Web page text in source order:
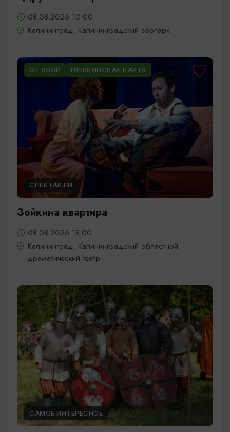
08.08.2026 10:00
Калининград, Калининградский зоопарк
ОТ 500₽ ПУШКИНСКАЯ КАРТА
СПЕКТАКЛИ
Зойкина квартира
08.08.2026 18:00
Калининград, Калининградский областной
драматический театр
САМОЕ ИНТЕРЕСНОЕ